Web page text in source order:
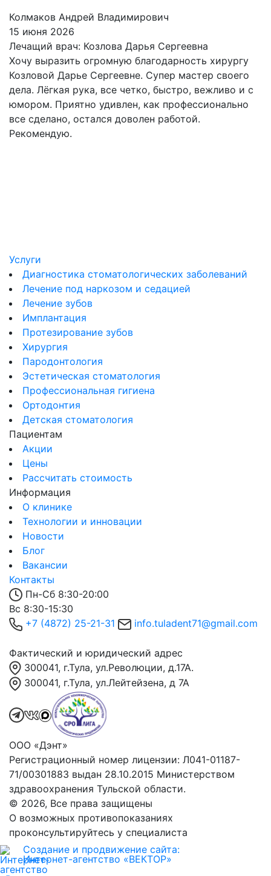
Колмаков Андрей Владимирович
15 июня 2026
Лечащий врач: Козлова Дарья Сергеевна
Хочу выразить огромную благодарность хирургу
Козловой Дарье Сергеевне. Супер мастер своего
дела. Лёгкая рука, все четко, быстро, вежливо и с
юмором. Приятно удивлен, как профессионально
все сделано, остался доволен работой.
Рекомендую.
Услуги
Диагностика стоматологических заболеваний
Лечение под наркозом и седацией
Лечение зубов
Имплантация
Протезирование зубов
Хирургия
Пародонтология
Эстетическая стоматология
Профессиональная гигиена
Ортодонтия
Детская стоматология
Пациентам
Акции
Цены
Рассчитать стоимость
Информация
О клинике
Технологии и инновации
Новости
Блог
Вакансии
Контакты
Пн-Сб 8:30-20:00
Вс 8:30-15:30
+7 (4872) 25-21-31
info.tuladent71@gmail.com
Фактический и юридический адрес
300041, г.Тула, ул.Революции, д.17А.
300041, г.Тула, ул.Лейтейзена, д 7А
ООО «Дэнт»
Регистрационный номер лицензии: Л041-01187-
71/00301883 выдан 28.10.2015 Министерством
здравоохранения Тульской области.
© 2026, Все права защищены
О возможных противопоказаниях
проконсультируйтесь у специалиста
Создание и продвижение сайта:
Интернет-агентство «ВЕКТОР»